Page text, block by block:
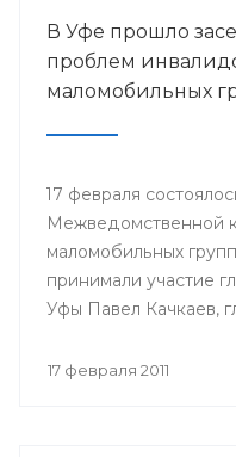
В Уфе прошло
проблем
маломобильных
17 февраля
Межведомственной
маломобильных
принимали участие
Уфы Павел Качкаев,
организаций
17 февраля 2011